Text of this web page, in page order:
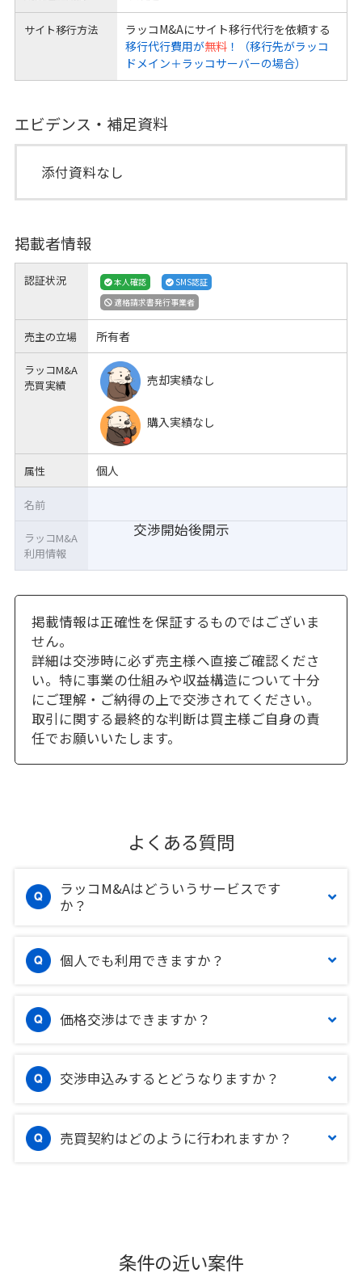
サイト移行方法
ラッコM&Aにサイト移行代行を依頼する
移行代行費用が無料！（移行先がラッコ
ドメイン＋ラッコサーバーの場合）
エビデンス・補足資料
添付資料なし
掲載者情報
認証状況 本人確認
SMS認証
適格請求書発行事業者
売主の立場 所有者
ラッコM&A
売買実績
売却実績なし
購入実績なし
属性 個人
交渉開始後開示
名前
ラッコM&A
利用情報
掲載情報は正確性を保証するものではございま
せん。
詳細は交渉時に必ず売主様へ直接ご確認くださ
い。特に事業の仕組みや収益構造について十分
にご理解・ご納得の上で交渉されてください。
取引に関する最終的な判断は買主様ご自身の責
任でお願いいたします。
よくある質問
ラッコM&Aはどういうサービスです
か？
個人でも利用できますか？
価格交渉はできますか？
交渉申込みするとどうなりますか？
売買契約はどのように行われますか？
条件の近い案件